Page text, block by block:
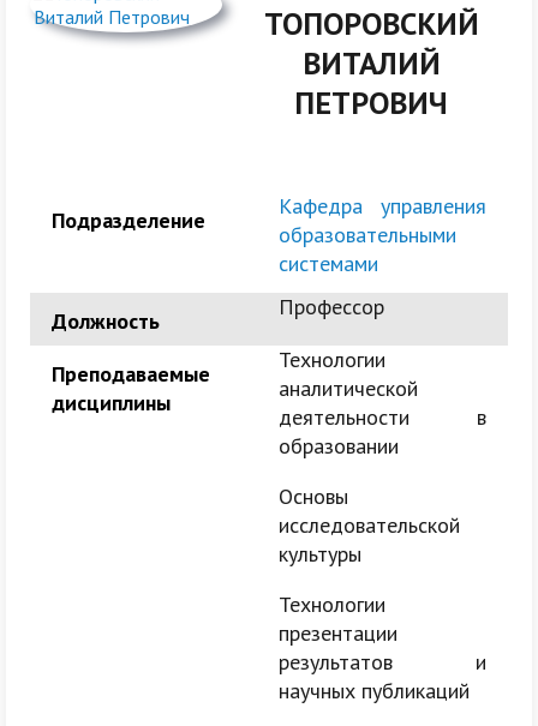
ТОПОРОВСКИЙ
ВИТАЛИЙ
ПЕТРОВИЧ
Подразделение
Кафедра управления
образовательными
системами
Должность
Профессор
Преподаваемые
дисциплины
Технологии
аналитической
деятельности в
образовании
Основы
исследовательской
культуры
Технологии
презентации
результатов и
научных публикаций